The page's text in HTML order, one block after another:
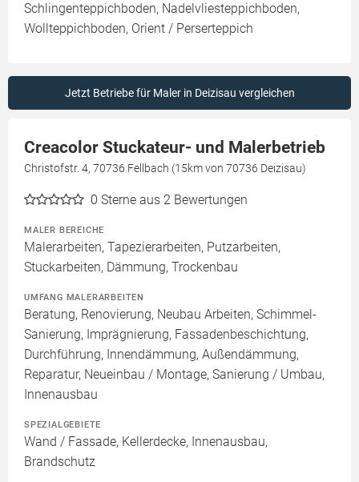
Schlingenteppichboden, Nadelvliesteppichboden,
Wollteppichboden, Orient / Perserteppich
Jetzt Betriebe für Maler in Deizisau vergleichen
Creacolor Stuckateur- und Malerbetrieb
Christofstr. 4, 70736 Fellbach (15km von 70736 Deizisau)
0 Sterne aus 2 Bewertungen
MALER BEREICHE
Malerarbeiten, Tapezierarbeiten, Putzarbeiten,
Stuckarbeiten, Dämmung, Trockenbau
UMFANG MALERARBEITEN
Beratung, Renovierung, Neubau Arbeiten, Schimmel-
Sanierung, Imprägnierung, Fassadenbeschichtung,
Durchführung, Innendämmung, Außendämmung,
Reparatur, Neueinbau / Montage, Sanierung / Umbau,
Innenausbau
SPEZIALGEBIETE
Wand / Fassade, Kellerdecke, Innenausbau,
Brandschutz